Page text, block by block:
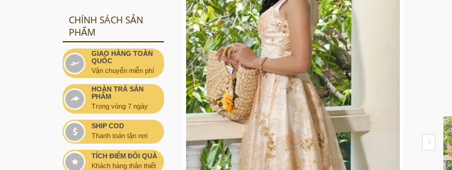
CHÍNH SÁCH SẢN
PHẨM
GIAO HÀNG TOÀN
QUỐC
Vận chuyển miễn phí
HOÀN TRẢ SẢN
PHẨM
Trong vòng 7 ngày
SHIP COD
Thanh toán tận nơi
TÍCH ĐIỂM ĐỔI QUÀ
Khách hàng thân thiết